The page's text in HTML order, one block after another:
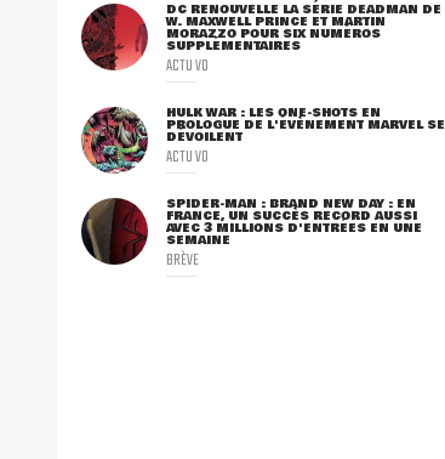
DC RENOUVELLE LA SÉRIE DEADMAN DE
W. MAXWELL PRINCE ET MARTIN
MORAZZO POUR SIX NUMÉROS
SUPPLÉMENTAIRES
ACTU VO
HULK WAR : LES ONE-SHOTS EN
PROLOGUE DE L'ÉVÈNEMENT MARVEL SE
DÉVOILENT
ACTU VO
SPIDER-MAN : BRAND NEW DAY : EN
FRANCE, UN SUCCÈS RECORD AUSSI
AVEC 3 MILLIONS D'ENTRÉES EN UNE
SEMAINE
BRÈVE